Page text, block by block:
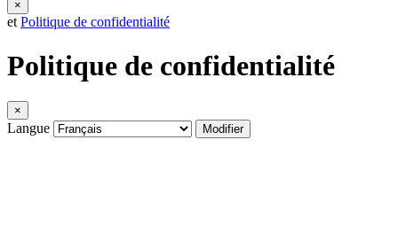
×
et Politique de confidentialité
Politique de confidentialité
×
Langue